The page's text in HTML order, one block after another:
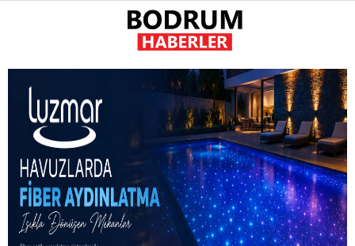
22
MUĞLA
GALERİ YAZARLAR
GÜNDEM
EKONOMI
POLITIKA
DÜNYA